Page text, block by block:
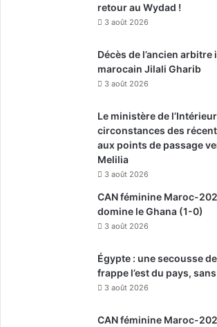
retour au Wydad !
3 août 2026
Décès de l’ancien
marocain Jilali Gharib
3 août 2026
Le ministère de
circonstances des
aux points de passage
Melilia
3 août 2026
CAN féminine Maroc-
domine le Ghana (1-0)
3 août 2026
Égypte : une secousse
frappe l’est du pays,
3 août 2026
CAN féminine Maroc-